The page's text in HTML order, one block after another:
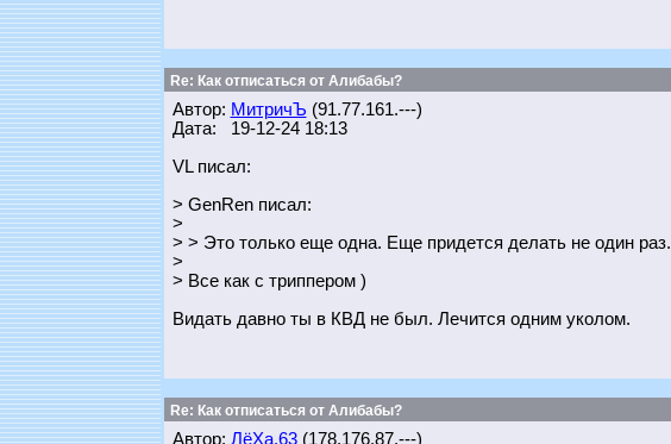
Re: Как отписаться от Алибабы?
Автор: МитричЪ (91.77.161.---)
Дата: 19-12-24 18:13
VL писал:
> GenRen писал:
>
> > Это только еще одна. Еще придется делать не один раз.
>
> Все как с триппером )
Видать давно ты в КВД не был. Лечится одним уколом.
Re: Как отписаться от Алибабы?
Автор: ЛёХа.63(178.176.87.---)